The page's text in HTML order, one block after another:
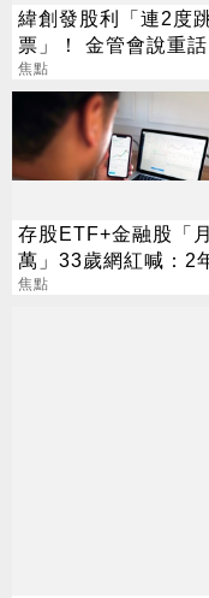
緯創發股利「連2度
票」！ 金管會說重話
焦點
存股ETF+金融股「
萬」33歲網紅喊：2
要退休
焦點